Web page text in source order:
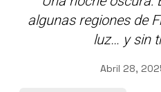
algunas regiones de
luz… y sin
Abril 28,